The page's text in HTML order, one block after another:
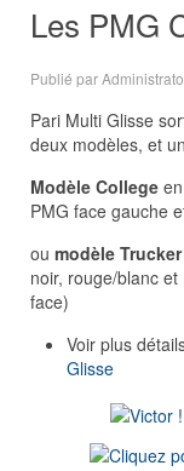
Les PMG
Publié par
Pari Multi Glisse
deux modèles, et
Modèle College
PMG face gauche
ou modèle Trucker
noir, rouge/blanc
face)
Voir plus
Glisse